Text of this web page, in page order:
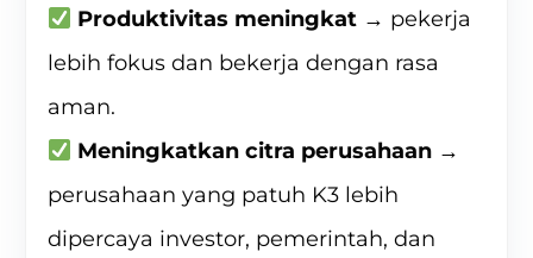
Produktivitas meningkat → pekerja
lebih fokus dan bekerja dengan rasa
aman.
Meningkatkan citra perusahaan →
perusahaan yang patuh K3 lebih
dipercaya investor, pemerintah, dan